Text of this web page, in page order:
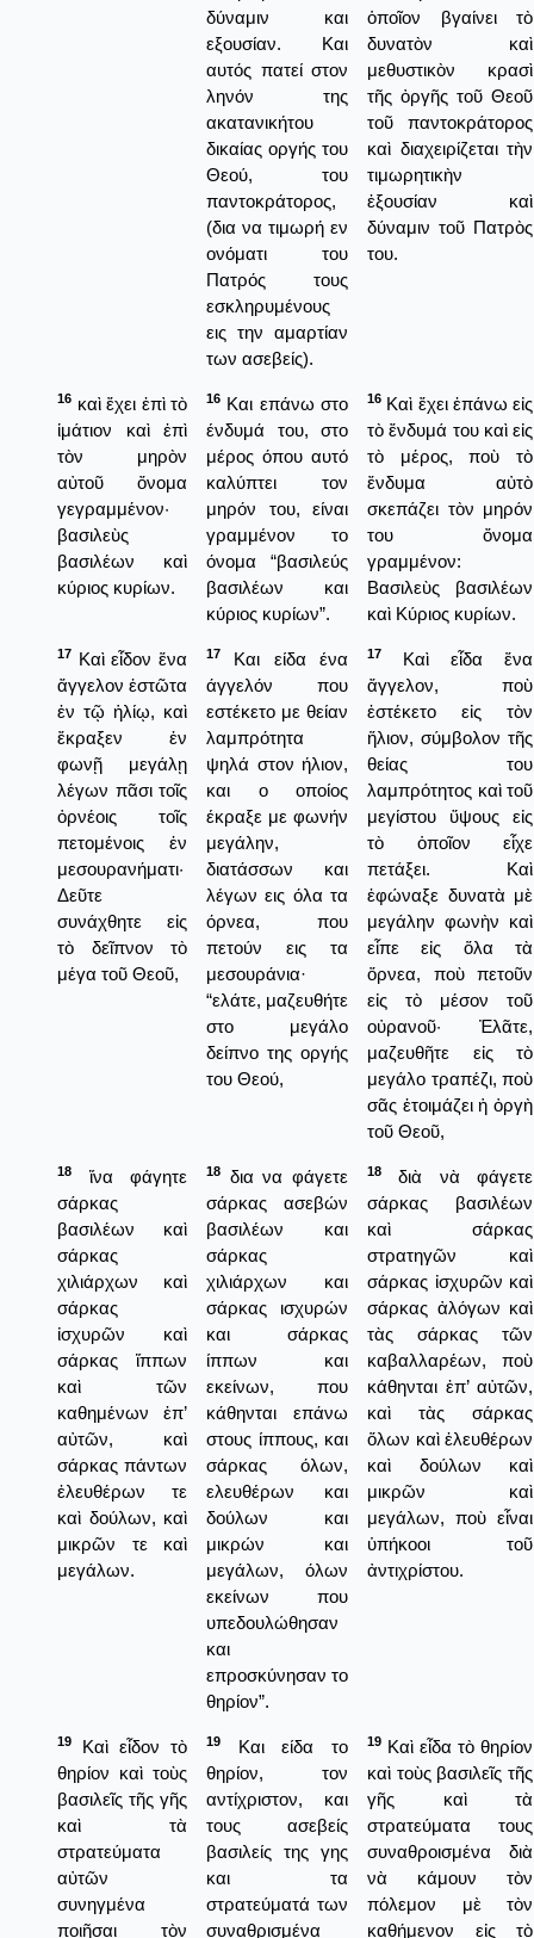
δύναμιν και
εξουσίαν. Και
αυτός πατεί στον
ληνόν της
ακατανικήτου
δικαίας οργής του
Θεού, του
παντοκράτορος,
(δια να τιμωρή εν
ονόματι του
Πατρός τους
εσκληρυμένους
εις την αμαρτίαν
των ασεβείς).
ὁποῖον βγαίνει τὸ
δυνατὸν καὶ
μεθυστικὸν κρασὶ
τῆς ὀργῆς τοῦ Θεοῦ
τοῦ παντοκράτορος
καὶ διαχειρίζεται τὴν
τιμωρητικὴν
ἐξουσίαν καὶ
δύναμιν τοῦ Πατρὸς
του.
16 καὶ ἔχει ἐπὶ τὸ
ἱμάτιον καὶ ἐπὶ
τὸν μηρὸν
αὐτοῦ ὄνομα
γεγραμμένον·
βασιλεὺς
βασιλέων καὶ
κύριος κυρίων.
16 Και επάνω στο
ένδυμά του, στο
μέρος όπου αυτό
καλύπτει τον
μηρόν του, είναι
γραμμένον το
όνομα “βασιλεύς
βασιλέων και
κύριος κυρίων”.
16 Καὶ ἔχει ἐπάνω εἰς
τὸ ἔνδυμά του καὶ εἰς
τὸ μέρος, ποὺ τὸ
ἔνδυμα αὐτὸ
σκεπάζει τὸν μηρόν
του ὄνομα
γραμμένον:
Βασιλεὺς βασιλέων
καὶ Κύριος κυρίων.
17 Καὶ εἶδον ἕνα
ἄγγελον ἑστῶτα
ἐν τῷ ἡλίῳ, καὶ
ἔκραξεν ἐν
φωνῇ μεγάλῃ
λέγων πᾶσι τοῖς
ὀρνέοις τοῖς
πετομένοις ἐν
μεσουρανήματι·
Δεῦτε
συνάχθητε εἰς
τὸ δεῖπνον τὸ
μέγα τοῦ Θεοῦ,
17
Και είδα ένα
άγγελόν που
εστέκετο με θείαν
λαμπρότητα
ψηλά στον ήλιον,
και ο οποίος
έκραξε με φωνήν
μεγάλην,
διατάσσων και
λέγων εις όλα τα
όρνεα, που
πετούν εις τα
μεσουράνια·
“ελάτε, μαζευθήτε
στο μεγάλο
δείπνο της οργής
του Θεού,
17
Καὶ εἶδα ἕνα
ἄγγελον, ποὺ
ἐστέκετο εἰς τὸν
ἥλιον, σύμβολον τῆς
θείας του
λαμπρότητος καὶ τοῦ
μεγίστου ὕψους εἰς
τὸ ὁποῖον εἶχε
πετάξει. Καὶ
ἐφώναξε δυνατὰ μὲ
μεγάλην φωνὴν καὶ
εἶπε εἰς ὅλα τὰ
ὅρνεα, ποὺ πετοῦν
εἰς τὸ μέσον τοῦ
οὐρανοῦ· Ἐλᾶτε,
μαζευθῆτε εἰς τὸ
μεγάλο τραπέζι, ποὺ
σᾶς ἑτοιμάζει ἡ ὀργὴ
τοῦ Θεοῦ,
18
ἵνα φάγητε
σάρκας
βασιλέων καὶ
σάρκας
χιλιάρχων καὶ
σάρκας
ἰσχυρῶν καὶ
σάρκας ἵππων
καὶ τῶν
καθημένων ἐπ’
αὐτῶν, καὶ
σάρκας πάντων
ἐλευθέρων τε
καὶ δούλων, καὶ
μικρῶν τε καὶ
μεγάλων.
18
δια να φάγετε
σάρκας ασεβών
βασιλέων και
σάρκας
χιλιάρχων και
σάρκας ισχυρών
και σάρκας
ίππων και
εκείνων, που
κάθηνται επάνω
στους ίππους, και
σάρκας όλων,
ελευθέρων και
δούλων και
μικρών και
μεγάλων, όλων
εκείνων που
υπεδουλώθησαν
και
επροσκύνησαν το
θηρίον”.
18
διὰ νὰ φάγετε
σάρκας βασιλέων
καὶ σάρκας
στρατηγῶν καὶ
σάρκας ἰσχυρῶν καὶ
σάρκας ἀλόγων καὶ
τὰς σάρκας τῶν
καβαλλαρέων, ποὺ
κάθηνται ἐπ’ αὐτῶν,
καὶ τὰς σάρκας
ὅλων καὶ ἐλευθέρων
καὶ δούλων καὶ
μικρῶν καὶ
μεγάλων, ποὺ εἶναι
ὑπήκοοι τοῦ
ἀντιχρίστου.
19
Καὶ εἶδον τὸ
θηρίον καὶ τοὺς
βασιλεῖς τῆς γῆς
καὶ τὰ
στρατεύματα
αὐτῶν
συνηγμένα
ποιῆσαι τὸν
19
Και είδα το
θηρίον, τον
αντίχριστον, και
τους ασεβείς
βασιλείς της γης
και τα
στρατεύματά των
συναθρισμένα
19 Καὶ εἶδα τὸ θηρίον
καὶ τοὺς βασιλεῖς τῆς
γῆς καὶ τὰ
στρατεύματα τους
συναθροισμένα διὰ
νὰ κάμουν τὸν
πόλεμον μὲ τὸν
καθήμενον εἰς τὸ